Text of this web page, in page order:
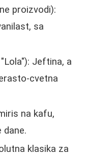
proizvodi):
sa
Jeftina, a
cvetna
na kafu,
dane.
klasika za